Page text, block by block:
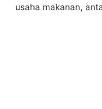
usaha makanan,